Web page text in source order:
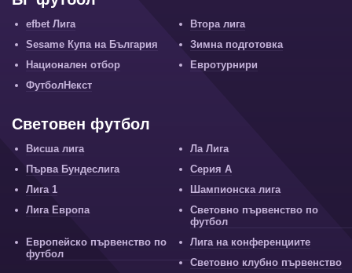
efbet Лига
Втора лига
Sesame Купа на България
Зимна подготовка
Национален отбор
Евротурнири
ФутболНекст
Световен футбол
Висша лига
Ла Лига
Първа Бундеслига
Серия А
Лига 1
Шампионска лига
Лига Европа
Световно първенство по
футбол
Европейско първенство по
футбол
Лига на конференциите
Световно клубно първенство